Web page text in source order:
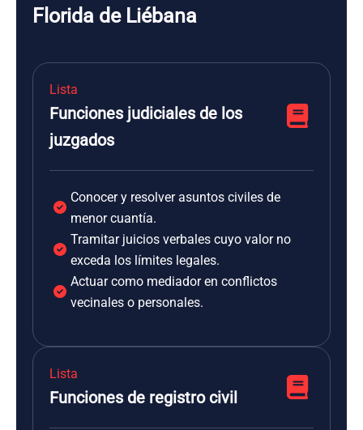
Florida de Liébana
Lista
Funciones judiciales de los
juzgados
Conocer y resolver asuntos civiles de
menor cuantía.
Tramitar juicios verbales cuyo valor no
exceda los límites legales.
Actuar como mediador en conflictos
vecinales o personales.
Lista
Funciones de registro civil